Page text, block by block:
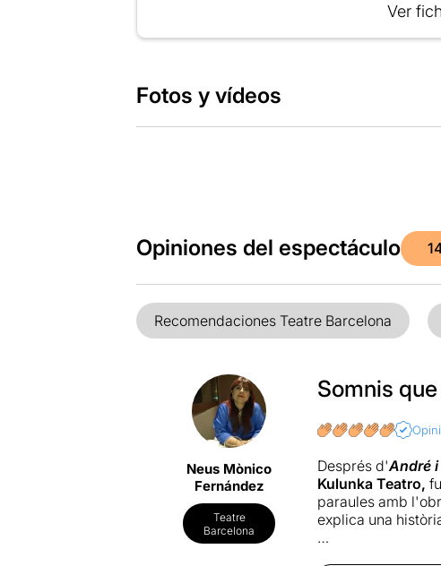
Ver
Fotos y vídeos
Opiniones del espectáculo
Recomendaciones Teatre Barcelona
Neus Mònico
Fernández
Teatre
Barcelona
Somnis que
Després d'André
Kulunka Teatro,
paraules amb
explica una